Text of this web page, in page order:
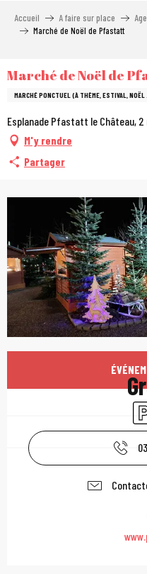
Accueil A faire sur place
Marché de Noël de Pfastatt
Marché de Noël de
MARCHÉ PONCTUEL (À THÈME, ESTIVAL,
Esplanade Pfastatt le Château,
M'y rendre
Partager